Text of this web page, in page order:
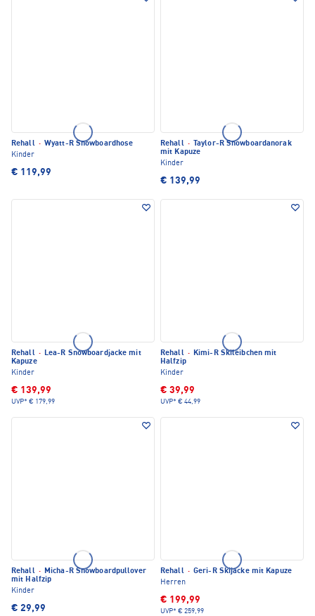
Rehall · Wyatt-R Snowboardhose
Kinder
€ 119,99
Rehall ·
Taylor-R Snowboardanorak
mit Kapuze
Kinder
€ 139,99
Rehall · Lea-R Snowboardjacke mit
Kapuze
Kinder
€ 139,99
UVP* € 179,99
Rehall · Kimi-R Skileibchen mit
Halfzip
Kinder
€ 39,99
UVP* € 44,99
Rehall · Micha-R Snowboardpullover
mit Halfzip
Kinder
€ 29,99
Rehall · Geri-R Skijacke mit Kapuze
Herren
€ 199,99
UVP* € 259,99